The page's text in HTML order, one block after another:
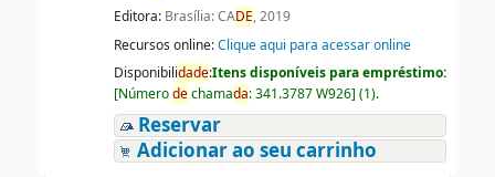
Editora: Brasília: CADE, 2019
Recursos online:Clique aqui para acessar online
Disponibilidade:Itens disponíveis para empréstimo:
[Númerodechamada:341.3787 W926] (1).
Reservar
Adicionar ao seu carrinho